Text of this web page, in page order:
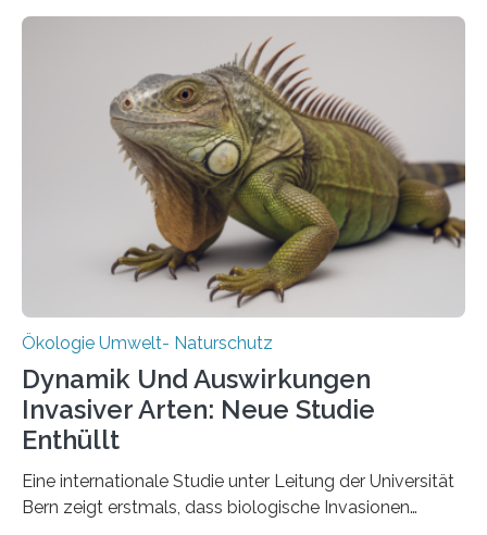
heutigen Donnerstag übergeben sie ihren Bericht zur
Aufbauphase an den Auftraggeber, das
Bundesministerium für Landwirtschaft, Ernährung und
Heimat. Braunschweig/Eberswalde (23. Oktober 2025).
Ein Netz aus 155 Messstationen spannt sich neuerdings
über Deutschlands Moorböden. Eingerichtet wurden sie
in den vergangenen fünf Jahren von
Wissenschaftlerinnen und Wissenschaftlern des
Thünen-Instituts für Agrarklimaschutz…
Ökologie Umwelt- Naturschutz
Dynamik Und Auswirkungen
Invasiver Arten: Neue Studie
Enthüllt
Eine internationale Studie unter Leitung der Universität
Bern zeigt erstmals, dass biologische Invasionen